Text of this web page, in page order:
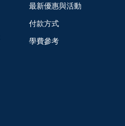
最新優惠與活動
付款方式
學費參考